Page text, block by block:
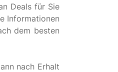
Deals für Sie
Informationen
dem besten
nach Erhalt